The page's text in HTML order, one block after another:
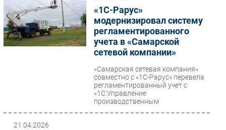
«1С-Рарус»
модернизировал систему
регламентированного
учета в «Самарской
сетевой компании»
«Самарская сетевая компания»
совместно с «1С-Рарус» перевела
регламентированный учет с
«1С:Управление
производственным
21.04.2026